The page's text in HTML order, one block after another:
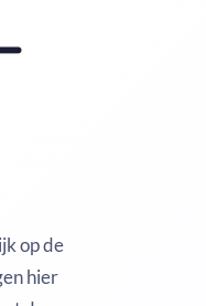
op de
hier